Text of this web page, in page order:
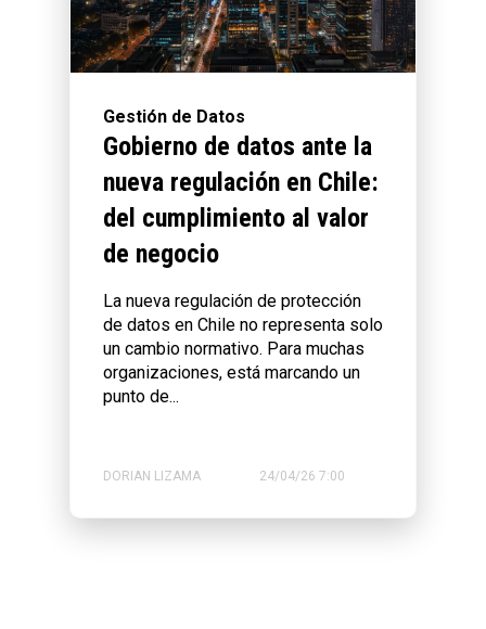
Gestión de Datos
Gobierno de datos ante la
nueva regulación en Chile:
del cumplimiento al valor
de negocio
La nueva regulación de protección
de datos en Chile no representa solo
un cambio normativo. Para muchas
organizaciones, está marcando un
punto de...
DORIAN LIZAMA 24/04/26 7:00